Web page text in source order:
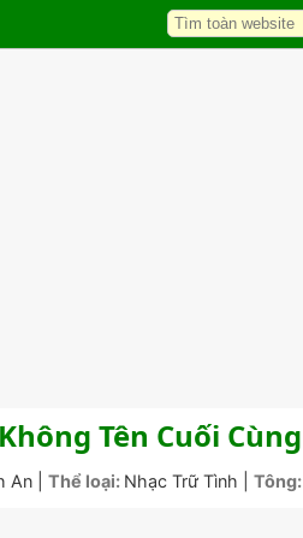
Tên Cuối Cùng
An Thể loại: Nhạc Trữ Tình Tông: